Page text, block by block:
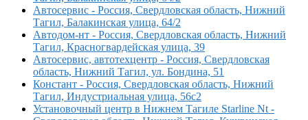
Автосервис - Россия, Свердловская область, Нижний
Тагил, Балакинская улица, 64/2
Автодом-нт - Россия, Свердловская область, Нижний
Тагил, Красногвардейская улица, 39
Автосервис, автотехцентр - Россия, Свердловская
область, Нижний Тагил, ул. Бондина, 51
Констант - Россия, Свердловская область, Нижний
Тагил, Индустриальная улица, 56с2
Установочный центр в Нижнем Тагиле Starline Nt -